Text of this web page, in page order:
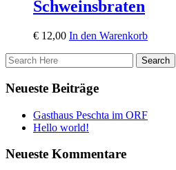
Schweinsbraten
€ 12,00 In den Warenkorb
Neueste Beiträge
Gasthaus Peschta im ORF
Hello world!
Neueste Kommentare